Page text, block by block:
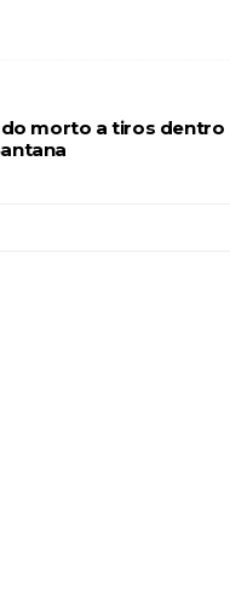
morto a tiros dentro